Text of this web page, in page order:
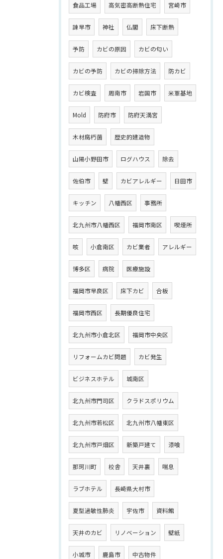
食品工場 高気密高断熱住宅 宮崎市
諫早市 神社 仏閣 床下断熱
予防 カビの原因 カビの匂い
カビの予防 カビの掃除方法 防カビ
カビ検査 周南市 岩国市 米軍基地
Mold 防府市 防府天満宮
木材腐朽菌 歴史的建造物
山陽小野田市 ログハウス 除去
佐伯市 壁 カビアレルギー 日田市
キッチン 八幡西区 事務所
北九州市八幡西区 福岡市南区 喫煙所
咳 小倉南区 カビ業者 アレルギー
博多区 病院 医療施設
福岡市早良区 床下カビ 合板
福岡市西区 長期優良住宅
北九州市小倉北区 福岡市中央区
リフォームカビ問題 カビ発生
ビジネスホテル 城南区
北九州市門司区 クラドスポリウム
北九州市若松区 北九州市八幡東区
北九州市戸畑区 新築戸建て 漆喰
那珂川町 校舎 天井裏 喘息
ラブホテル 長崎県大村市
夏型過敏性肺炎 宇佐市 資料館
天井のカビ リノベーション 壁紙
小城市 鹿島市 中古物件